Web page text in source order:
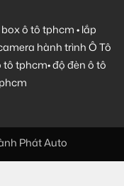
ô tô tphcm•lắp
hành trình Ô Tô
tô tphcm•độ đèn ô tô
Phát Auto